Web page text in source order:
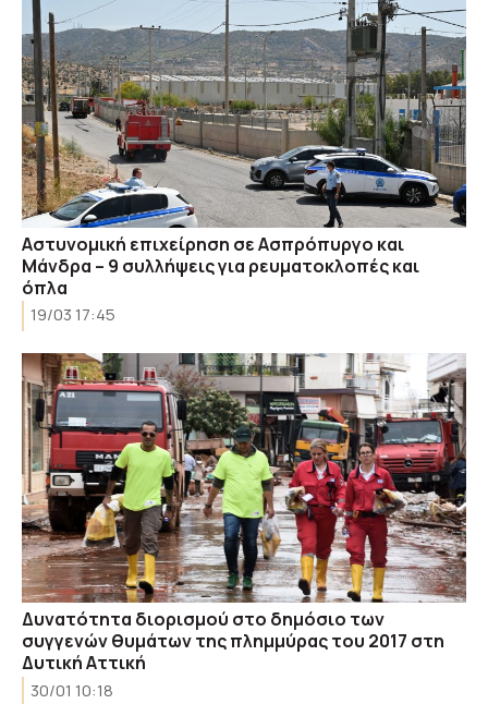
Aστυνομική επιχείρηση σε Ασπρόπυργο και
Μάνδρα – 9 συλλήψεις για ρευματοκλοπές και
όπλα
19/03 17:45
Δυνατότητα διορισμού στο δημόσιο των
συγγενών θυμάτων της πλημμύρας του 2017 στη
Δυτική Αττική
30/01 10:18